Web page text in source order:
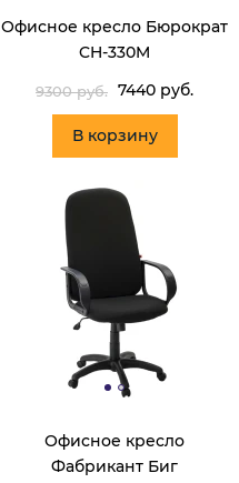
Офисное кресло Бюрократ
CH-330M
9300 руб. 7440 руб.
В корзину
Офисное кресло
Фабрикант Биг